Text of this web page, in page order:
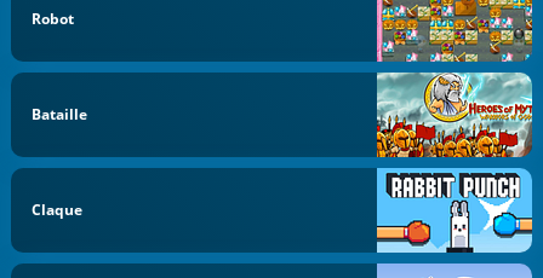
Robot
Bataille
Claque